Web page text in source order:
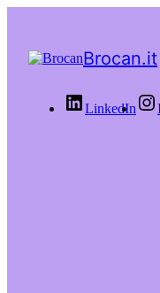
Brocan.it
LinkedIn